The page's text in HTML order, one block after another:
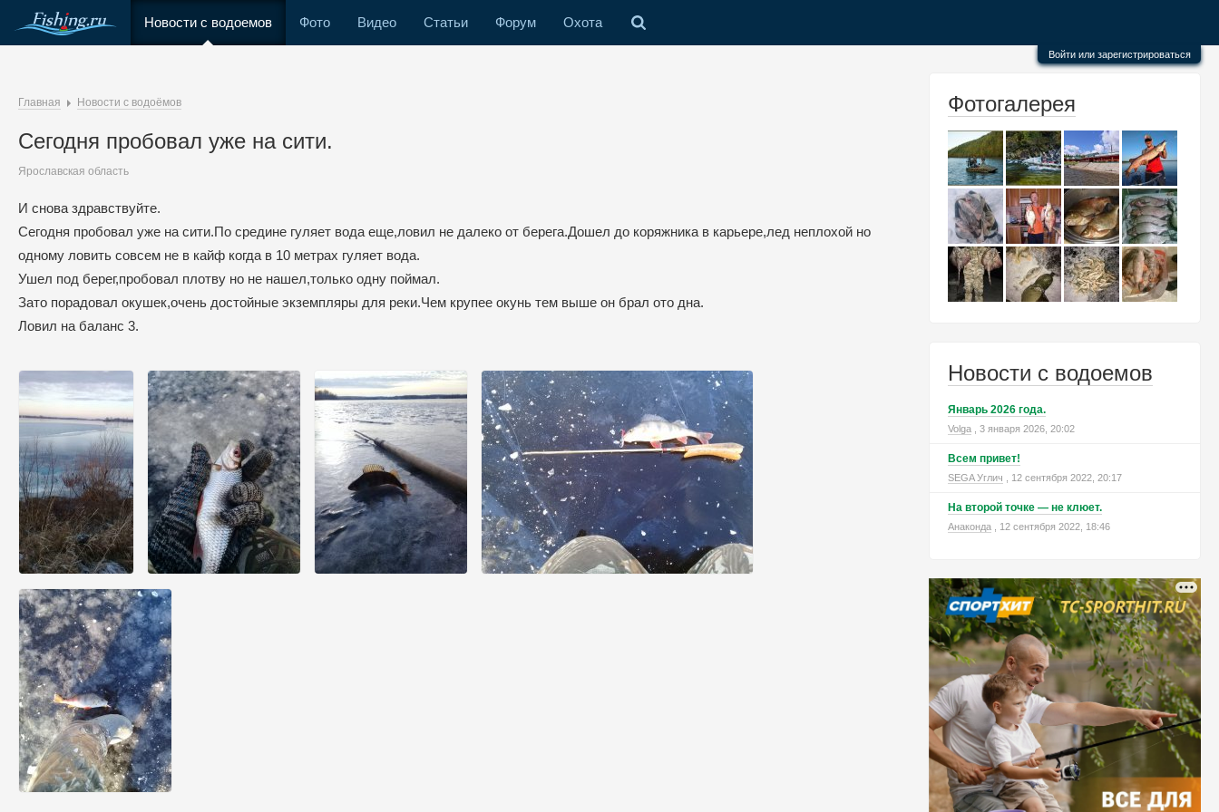
Новости с водоемов Фото Видео Статьи Форум Охота
Войти или зарегистрироваться
Главная Новости с водоёмов
Сегодня пробовал уже на сити.
Ярославская область
И снова здравствуйте.
Сегодня пробовал уже на сити.По средине гуляет вода еще,ловил не далеко от берега.Дошел до коряжника в карьере,лед неплохой но
одному ловить совсем не в кайф когда в 10 метрах гуляет вода.
Ушел под берег,пробовал плотву но не нашел,только одну поймал.
Зато порадовал окушек,очень достойные экземпляры для реки.Чем крупее окунь тем выше он брал ото дна.
Ловил на баланс 3.
Фотогалерея
Новости с водоемов
Январь 2026 года.
Volga , 3 января 2026, 20:02
Всем привет!
SEGA Углич , 12 сентября 2022, 20:17
На второй точке — не клюет.
Анаконда , 12 сентября 2022, 18:46